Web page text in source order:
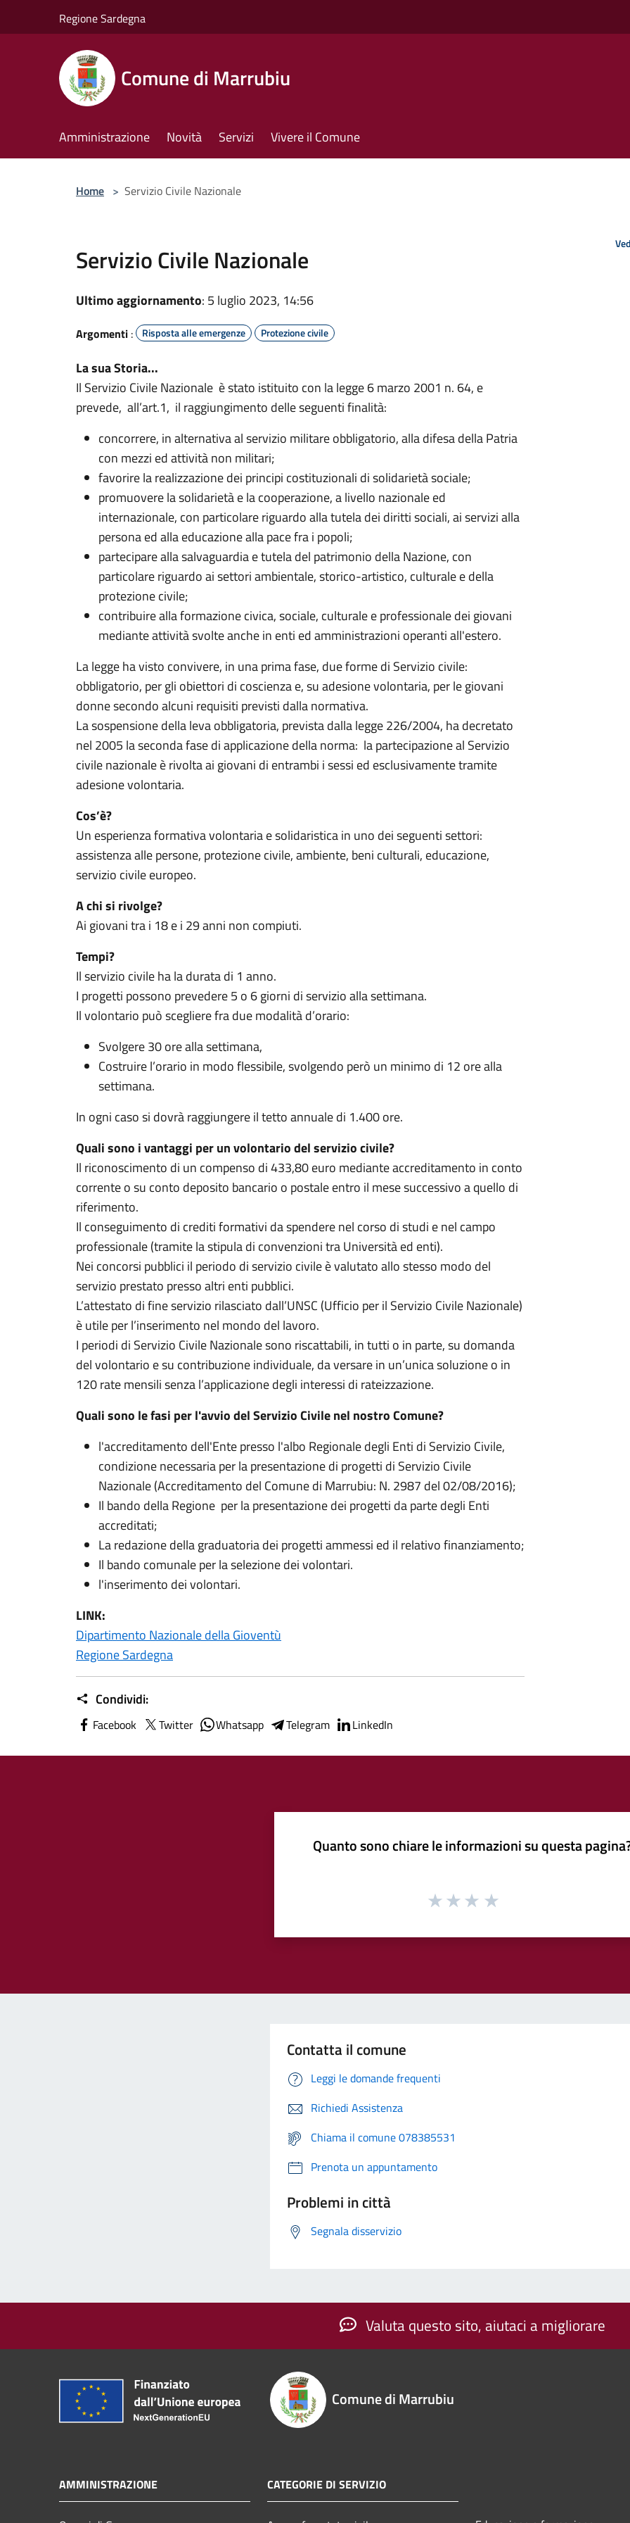
Regione Sardegna
Comune di Marrubiu
Amministrazione Novità Servizi Vivere il Comune
Home > Servizio Civile Nazionale
Servizio Civile Nazionale
Ultimo aggiornamento: 5 luglio 2023, 14:56
Argomenti : Risposta alle emergenze Protezione civile
La sua Storia...
Il Servizio Civile Nazionale è stato istituito con la legge 6 marzo 2001 n. 64, e
prevede, all’art.1, il raggiungimento delle seguenti finalità:
concorrere, in alternativa al servizio militare obbligatorio, alla difesa della Patria
con mezzi ed attività non militari;
favorire la realizzazione dei principi costituzionali di solidarietà sociale;
promuovere la solidarietà e la cooperazione, a livello nazionale ed
internazionale, con particolare riguardo alla tutela dei diritti sociali, ai servizi alla
persona ed alla educazione alla pace fra i popoli;
partecipare alla salvaguardia e tutela del patrimonio della Nazione, con
particolare riguardo ai settori ambientale, storico-artistico, culturale e della
protezione civile;
contribuire alla formazione civica, sociale, culturale e professionale dei giovani
mediante attività svolte anche in enti ed amministrazioni operanti all'estero.
La legge ha visto convivere, in una prima fase, due forme di Servizio civile:
obbligatorio, per gli obiettori di coscienza e, su adesione volontaria, per le giovani
donne secondo alcuni requisiti previsti dalla normativa.
La sospensione della leva obbligatoria, prevista dalla legge 226/2004, ha decretato
nel 2005 la seconda fase di applicazione della norma: la partecipazione al Servizio
civile nazionale è rivolta ai giovani di entrambi i sessi ed esclusivamente tramite
adesione volontaria.
Cos’è?
Un esperienza formativa volontaria e solidaristica in uno dei seguenti settori:
assistenza alle persone, protezione civile, ambiente, beni culturali, educazione,
servizio civile europeo.
A chi si rivolge?
Ai giovani tra i 18 e i 29 anni non compiuti.
Tempi?
Il servizio civile ha la durata di 1 anno.
I progetti possono prevedere 5 o 6 giorni di servizio alla settimana.
Il volontario può scegliere fra due modalità d’orario:
Svolgere 30 ore alla settimana,
Costruire l’orario in modo flessibile, svolgendo però un minimo di 12 ore alla
settimana.
In ogni caso si dovrà raggiungere il tetto annuale di 1.400 ore.
Quali sono i vantaggi per un volontario del servizio civile?
Il riconoscimento di un compenso di 433,80 euro mediante accreditamento in conto
corrente o su conto deposito bancario o postale entro il mese successivo a quello di
riferimento.
Il conseguimento di crediti formativi da spendere nel corso di studi e nel campo
professionale (tramite la stipula di convenzioni tra Università ed enti).
Nei concorsi pubblici il periodo di servizio civile è valutato allo stesso modo del
servizio prestato presso altri enti pubblici.
L’attestato di fine servizio rilasciato dall’UNSC (Ufficio per il Servizio Civile Nazionale)
è utile per l’inserimento nel mondo del lavoro.
I periodi di Servizio Civile Nazionale sono riscattabili, in tutti o in parte, su domanda
del volontario e su contribuzione individuale, da versare in un’unica soluzione o in
120 rate mensili senza l’applicazione degli interessi di rateizzazione.
Quali sono le fasi per l'avvio del Servizio Civile nel nostro Comune?
l'accreditamento dell'Ente presso l'albo Regionale degli Enti di Servizio Civile,
condizione necessaria per la presentazione di progetti di Servizio Civile
Nazionale (Accreditamento del Comune di Marrubiu: N. 2987 del 02/08/2016);
Il bando della Regione per la presentazione dei progetti da parte degli Enti
accreditati;
La redazione della graduatoria dei progetti ammessi ed il relativo finanziamento;
Il bando comunale per la selezione dei volontari.
l'inserimento dei volontari.
LINK:
Dipartimento Nazionale della Gioventù
Regione Sardegna
Condividi:
Facebook Twitter Whatsapp Telegram LinkedIn
Quanto sono chiare le informazioni su questa
Contatta il comune
Leggi le domande frequenti
Richiedi Assistenza
Chiama il comune 078385531
Prenota un appuntamento
Problemi in città
Segnala disservizio
Valuta questo sito, aiutaci a migliorare
Comune di Marrubiu
AMMINISTRAZIONE CATEGORIE DI SERVIZIO